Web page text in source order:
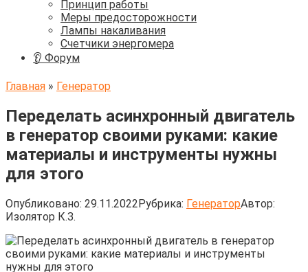
Принцип работы
Меры предосторожности
Лампы накаливания
Счетчики энергомера
👂 Форум
Главная » Генератор
Переделать асинхронный двигатель
в генератор своими руками: какие
материалы и инструменты нужны
для этого
Опубликовано: 29.11.2022Рубрика: ГенераторАвтор:
Изолятор К.З.